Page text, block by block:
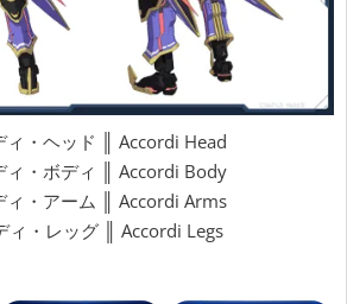
ィ・ヘッド ║ Accordi Head
ィ・ボディ ║ Accordi Body
ィ・アーム ║ Accordi Arms
ィ・レッグ ║ Accordi Legs